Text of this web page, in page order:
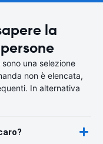
la
una selezione
non è elencata,
In alternativa